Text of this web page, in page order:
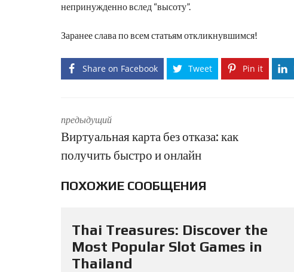
непринужденно вслед “высоту”.
Заранее слава по всем статьям откликнувшимся!
Share on Facebook Tweet Pin it
предыдущий
Виртуальная карта без отказа: как
получить быстро и онлайн
ПОХОЖИЕ СООБЩЕНИЯ
Thai Treasures: Discover the
Most Popular Slot Games in
Thailand